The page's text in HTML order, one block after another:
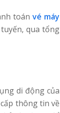
toánvé máy
qua tổng
di động của
thông tin về